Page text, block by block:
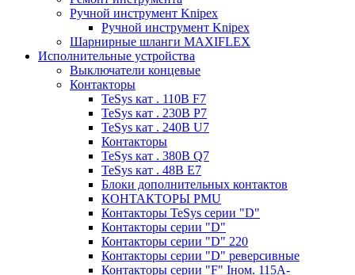
Ручной инструмент Knipex
Ручной инструмент Knipex
Шарнирные шланги MAXIFLEX
Исполнительные устройства
Выключатели концевые
Контакторы
TeSys кат . 110В F7
TeSys кат . 230В P7
TeSys кат . 240В U7
Контакторы
TeSys кат . 380В Q7
TeSys кат . 48В E7
Блоки дополнительных контактов
КОНТАКТОРЫ PMU
Контакторы TeSys серии "D"
Контакторы серии "D"
Контакторы серии "D" 220
Контакторы серии "D" реверсивные
Контакторы серии "F" Iном. 115А-